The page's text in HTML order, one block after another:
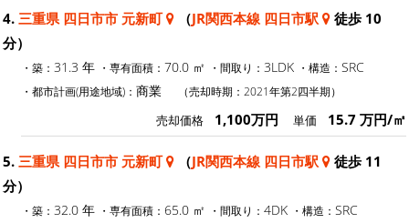
4. 三重県 四日市市 元新町 （JR関西本線 四日市駅
徒歩 10
分）
・築： 31.3 年 ・専有面積： 70.0 ㎡ ・間取り： 3LDK ・構造： SRC
・都市計画(用途地域)： 商業 （売却時期：2021年第2四半期）
売却価格 1,100万円 単価 15.7 万円/㎡
5. 三重県 四日市市 元新町 （JR関西本線 四日市駅
徒歩 11
分）
・築： 32.0 年 ・専有面積： 65.0 ㎡ ・間取り： 4DK ・構造： SRC